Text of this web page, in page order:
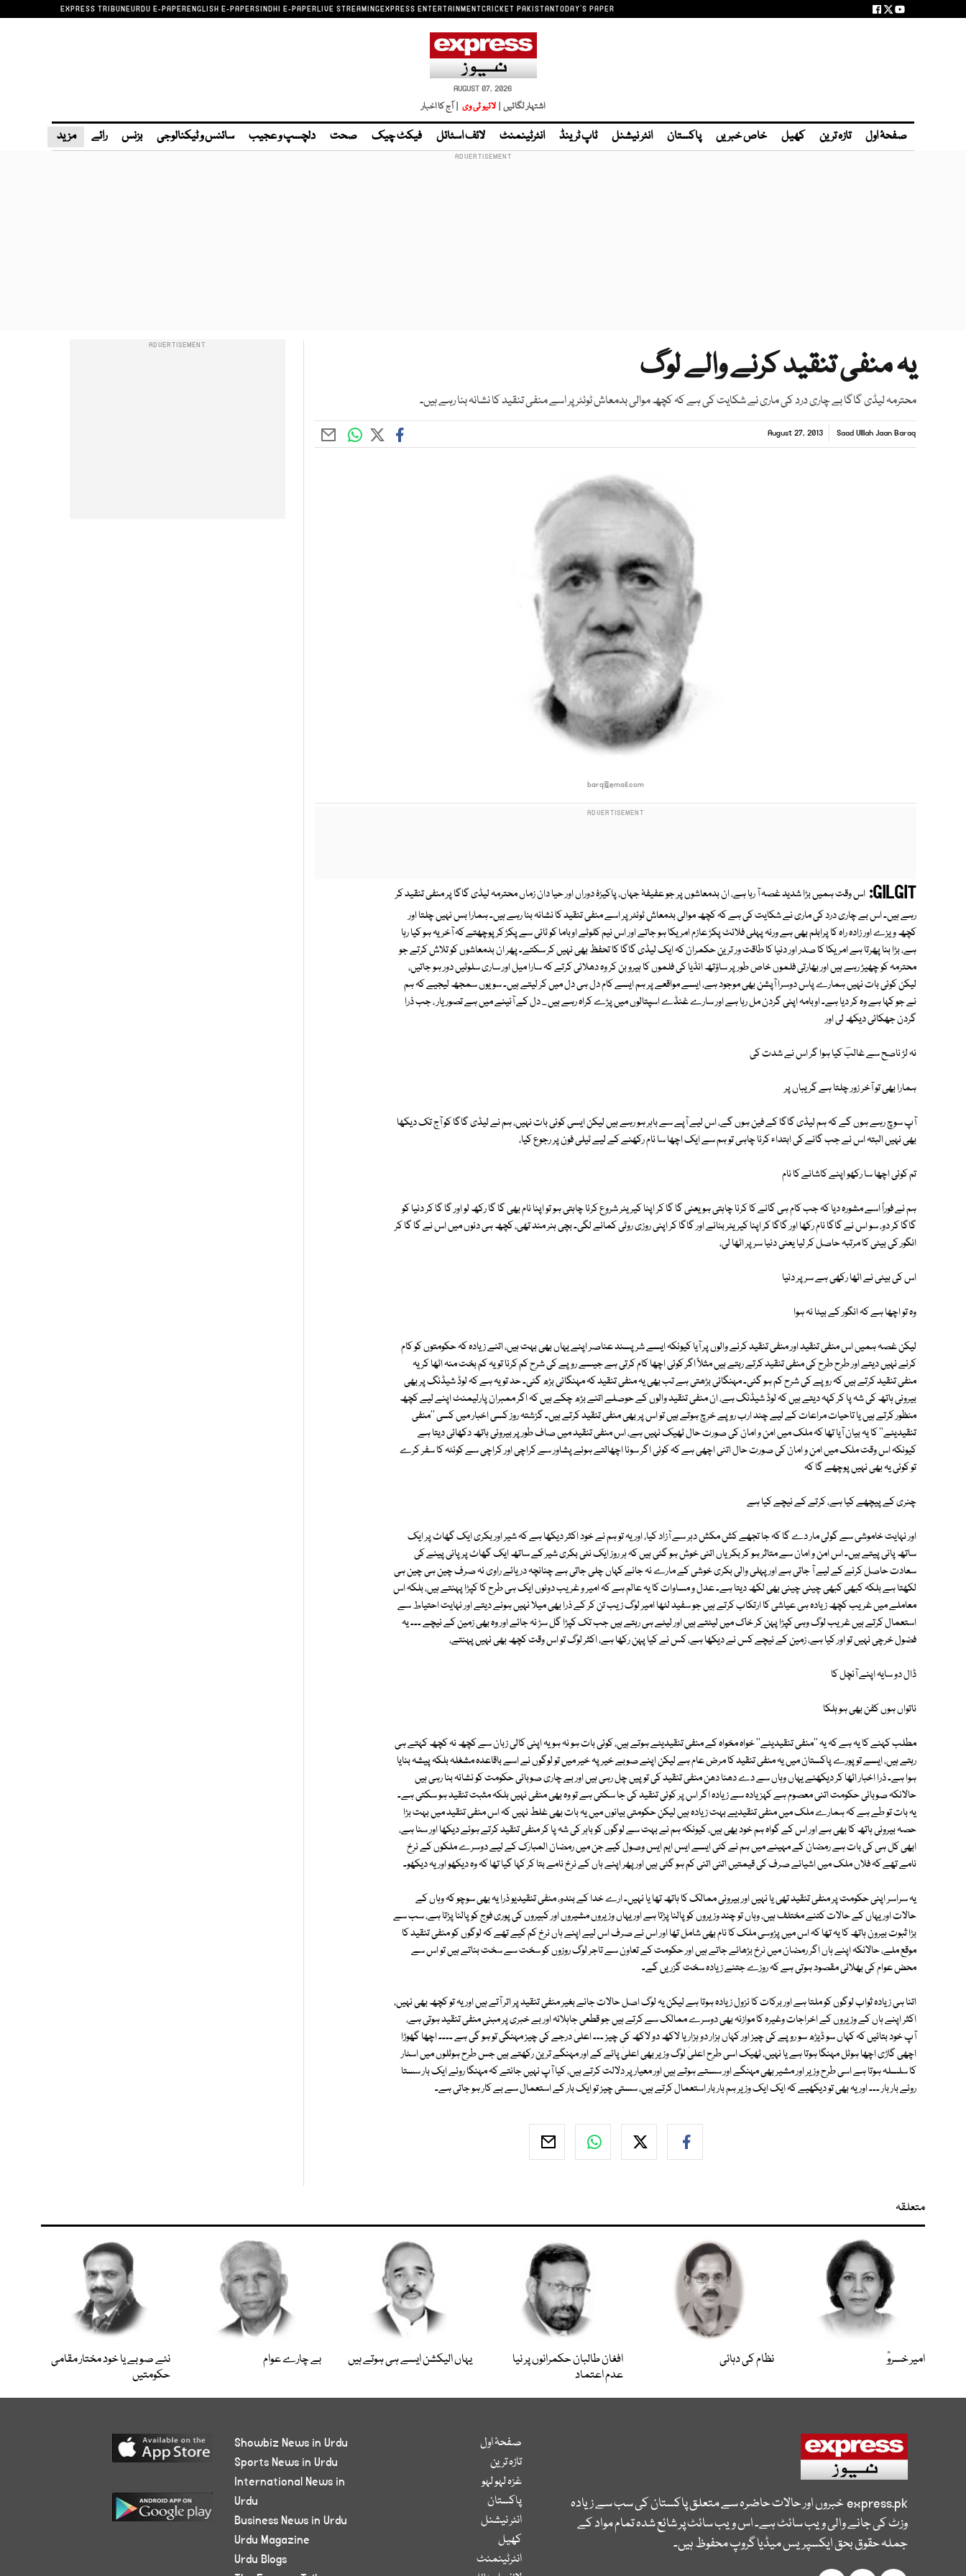
EXPRESS TRIBUNEURDU E-PAPERENGLISH E-PAPERSINDHI E-PAPERLIVE STREAMINGEXPRESS ENTERTAINMENTCRICKET PAKISTANTODAY'S PAPER
AUGUST 07, 2026
اشتہار لگائیں | لائیو ٹی وی | آج کا اخبار
صفحۂ اول تازہ ترین کھیل خاص خبریں پاکستان انٹر نیشنل ٹاپ ٹرینڈ انٹرٹینمنٹ لائف اسٹائل فیکٹ چیک صحت دلچسپ و عجیب سائنس و ٹیکنالوجی بزنس رائے مزید
یہ منفی تنقید کرنے والے لوگ
محترمہ لیڈی گاگا بے چاری درد کی ماری نے شکایت کی ہے کہ کچھ موالی بدمعاش ٹوئٹر پر اسے منفی تنقید کا نشانہ بنا رہے ہیں۔
Saad Ulllah Jaan Baraq
August 27, 2013
barq@email.com
GILGIT: اس وقت ہمیں بڑا شدید غصہ آ رہا ہے، ان بدمعاشوں پر جو عفیفۂ جہاں، پاکیزۂ دوراں اور حیا دان زماں محترمہ لیڈی گاگا پر منفی تنقید کر
رہے ہیں۔ اس بے چاری درد کی ماری نے شکایت کی ہے کہ کچھ موالی بدمعاش ٹوئٹر پر اسے منفی تنقید کا نشانہ بنا رہے ہیں۔ ہمارا بس نہیں چلتا اور
کچھ ویزے اور زادہ راہ کا پرابلم بھی ہے ورنہ پہلی فلائٹ پکڑ عازم امریکا ہو جاتے اور اس نیم کلوٹے اوباما کو ٹائی سے پکڑ کر پوچھتے کہ آخر یہ ہو کیا رہا
ہے، بڑا بنا پھرتا ہے امریکا کا صدر اور دنیا کا طاقت ور ترین حکمران کہ ایک لیڈی گاگا کا تحفظ بھی نہیں کر سکتے۔ پھر ان بدمعاشوں کو تلاش کرتے جو
محترمہ کو چھیڑ رہے ہیں اور بھارتی فلموں خاص طور پر ساؤتھ انڈیا کی فلموں کا ہیرو بن کر وہ دھلائی کرتے کہ سارا میل اور ساری سلوٹیں دور ہو جاتیں،
لیکن کوئی بات نہیں ہمارے پاس دوسرا آپشن بھی موجود ہے، ایسے مواقعے پر ہم ایسے کام دل ہی دل میں کر لیتے ہیں۔ سو یوں سمجھ لیجیے کہ ہم
نے جو کہا ہے وہ کر دیا ہے۔ اوبامہ اپنی گردن مل رہا ہے اور سارے غنڈے اسپتالوں میں پڑے کراہ رہے ہیں ... دل کے آئینے میں ہے تصور یار ، جب ذرا
گردن جھکائی دیکھ لی اور
نہ لڑ ناصح سے غالبؔ کیا ہوا گر اس نے شدت کی
ہمارا بھی تو آخر زور چلتا ہے گریباں پر
آپ سوچ رہے ہوں گے کہ ہم لیڈی گاگا کے فین ہوں گے، اس لیے آپے سے باہر ہو رہے ہیں لیکن ایسی کوئی بات نہیں، ہم نے لیڈی گاگا کو آج تک دیکھا
بھی نہیں البتہ اس نے جب گانے کی ابتداء کرنا چاہی تو ہم سے ایک اچھا سا نام رکھنے کے لیے ٹیلی فون پر رجوع کیا،
تم کوئی اچھا سا رکھو اپنے کاشانے کا نام
ہم نے فوراً اسے مشورہ دیا کہ جب کام ہی گانے کا کرنا چاہتی ہو یعنی گا گا کر اپنا کیریئر شروع کرنا چاہتی ہو تو اپنا نام بھی گا گا رکھ لو اور گا گا کر دنیا کو
گاگا کر دو، سو اس نے گاگا نام رکھا اور گاگا کر اپنا کیریئر بنانے اور گاگا کر اپنی روزی روٹی کمانے لگی۔ بچی ہنر مند تھی، کچھ ہی دنوں میں اس نے گا گا کر
انگور کی بیٹی کا مرتبہ حاصل کر لیا یعنی دنیا سر پر اٹھا لی،
اس کی بیٹی نے اٹھا رکھی ہے سر پر دنیا
وہ تو اچھا ہے کہ انگور کے بیٹا نہ ہوا
لیکن غصہ ہمیں اس منفی تنقید اور منفی تنقید کرنے والوں پر آیا کیونکہ ایسے شر پسند عناصر اپنے یہاں بھی بہت ہیں، اتنے زیادہ کہ حکومتوں کو کام
کرنے نہیں دیتے اور طرح طرح کی منفی تنقید کرتے رہتے ہیں مثلاً اگر کوئی اچھا کام کرتی ہے جیسے روپے کی شرح کم کرنا تو یہ کم بخت منہ اٹھا کر یہ
منفی تنقید کرتے ہیں کہ روپے کی شرح کم ہو گئی۔ مہنگائی بڑھتی ہے تب بھی یہ منفی تنقید کہ مہنگائی بڑھ گئی۔ حد تو یہ ہے کہ لوڈ شیڈنگ پر بھی
بیرونی ہاتھ کی شہ پا کر کہہ دیتے ہیں کہ لوڈ شیڈنگ ہے، ان منفی تنقید والوں کے حوصلے اتنے بڑھ چکے ہیں کہ اگر ممبران پارلیمنٹ اپنے لیے کچھ
منظور کرتے ہیں یا تاحیات مراعات کے لیے چند ارب روپے خرچ ہوتے ہیں تو اس پر بھی منفی تنقید کرتے ہیں۔ گزشتہ روز کسی اخبار میں کسی ''منفی
تنقیدیئے'' کا یہ بیان آیا تھا کہ ملک میں امن و امان کی صورت حال ٹھیک نہیں ہے، اس منفی تنقید میں صاف طور پر بیرونی ہاتھ دکھائی دیتا ہے
کیونکہ اس وقت ملک میں امن و امان کی صورت حال اتنی اچھی ہے کہ کوئی اگر سونا اچھالتے ہوئے پشاور سے کراچی اور کراچی سے کوئٹہ کا سفر کرے
تو کوئی یہ بھی نہیں پوچھے گا کہ
چنری کے پیچھے کیا ہے، کرتے کے نیچے کیا ہے
اور نہایت خاموشی سے گولی مار دے گا کہ جا تجھے کش مکش دہر سے آزاد کیا، اور یہ تو ہم نے خود اکثر دیکھا ہے کہ شیر اور بکری ایک گھاٹ پر ایک
ساتھ پانی پیتے ہیں۔ اس امن و امان سے متاثر ہو کر بکریاں اتنی خوش ہو گئی ہیں کہ ہر روز ایک نئی بکری شیر کے ساتھ ایک گھاٹ پر پانی پینے کی
سعادت حاصل کرنے کے لیے آ جاتی ہے اور پہلی والی بکری خوشی کے مارے نہ جانے کہاں چلی جاتی ہے چنانچہ دریائے راوی نہ صرف چین ہی چین ہی
لکھتا ہے بلکہ کبھی کبھی چینی چینی بھی لکھ دیتا ہے۔ عدل و مساوات کا یہ عالم ہے کہ امیر و غریب دونوں ایک ہی طرح کا کپڑا پہنتے ہیں، بلکہ اس
معاملے میں غریب کچھ زیادہ ہی عیاشی کا ارتکاب کرتے ہیں جو سفید لٹھا امیر لوگ زیب تن کر کے ذرا بھی میلا نہیں ہونے دیتے اور نہایت احتیاط سے
استعمال کرتے ہیں غریب لوگ وہی کپڑا پہن کر خاک میں لیٹتے ہیں اور لیٹے ہی رہتے ہیں جب تک کپڑا گل سڑ نہ جائے اور وہ بھی زمین کے نیچے ۔۔۔ یہ
فضول خرچی نہیں تو اور کیا ہے، زمین کے نیچے کس نے دیکھا ہے، کس نے کیا پہن رکھا ہے، اکثر لوگ تو اس وقت کچھ بھی نہیں پہنتے،
ڈال دو سایہ اپنے آنچل کا
ناتواں ہوں کفن بھی ہو ہلکا
مطلب کہنے کا یہ ہے کہ یہ ''منفی تنقیدیئے'' خواہ مخواہ کے منفی تنقیدیئے ہوتے ہیں، کوئی بات ہو نہ ہو یہ اپنی کالی زبان سے کچھ نہ کچھ کہتے ہی
رہتے ہیں، ایسے تو پورے پاکستان میں یہ منفی تنقید کا مرض عام ہے لیکن اپنے صوبے خیر پہ خیر میں تو لوگوں نے اسے باقاعدہ مشغلہ بلکہ پیشہ بنایا
ہوا ہے۔ ذرا اخبار اٹھا کر دیکھئے یہاں وہاں سے دے دھنا دھن منفی تنقید کی توپیں چل رہی ہیں اور بے چاری صوبائی حکومت کو نشانہ بنا رہی ہیں
حالانکہ صوبائی حکومت اتنی معصوم ہے کہزیادہ سے زیادہ اگر اس پر کوئی تنقید کی جا سکتی ہے تو وہ بھی منفی نہیں بلکہ مثبت تنقید ہو سکتی ہے۔
یہ بات تو طے ہے کہ ہمارے ملک میں منفی تنقیدیے بہت زیادہ ہیں لیکن حکومتی بیانوں میں یہ بات بھی غلط نہیں کہ اس منفی تنقید میں بہت بڑا
حصہ بیرونی ہاتھ کا بھی ہے اور اس کے گواہ ہم خود بھی ہیں، کیونکہ ہم نے بہت سے لوگوں کو باہر کی شہ پا کر منفی تنقید کرتے ہوئے دیکھا اور سنا ہے،
ابھی کل ہی کی بات ہے رمضان کے مہینے میں ہم نے کئی ایسے ایس ایم ایس وصول کیے جن میں رمضان المبارک کے لیے دوسرے ملکوں کے نرخ
نامے تھے کہ فلاں ملک میں اشیائے صرف کی قیمتیں اتنی اتنی کم ہو گئی ہیں اور پھر اپنے ہاں کے نرخ نامے بتا کر کہا گیا تھا کہ وہ دیکھو اور یہ دیکھو۔
یہ سراسر اپنی حکومت پر منفی تنقید تھی یا نہیں اور بیرونی ممالک کا ہاتھ تھا یا نہیں۔ ارے خدا کے بندو، منفی تنقیدیو ذرا یہ بھی سوچو کہ وہاں کے
حالات اور یہاں کے حالات کتنے مختلف ہیں، وہاں تو چند وزیروں کو پالنا پڑتا ہے اور یہاں وزیروں مشیروں اور کبیروں کی پوری فوج کو پالنا پڑتا ہے، سب سے
بڑا ثبوت بیرون ہاتھ کا یہ تھا کہ اس میں پڑوسی ملک کا نام بھی شامل تھا اور اس نے صرف اس لیے اپنے ہاں نرخ کم کیے تھے کہ لوگوں کو منفی تنقید کا
موقع ملے، حالانکہ اپنے ہاں اگر رمضان میں نرخ بڑھائے جاتے ہیں اور حکومت کے تعاون سے تاجر لوگ روزوں کو سخت سے سخت بناتے ہیں تو اس سے
محض عوام کی بھلائی مقصود ہوتی ہے کہ روزے جتنے زیادہ سخت گزریں گے۔
اتنا ہی زیادہ ثواب لوگوں کو ملتا ہے اور برکات کا نزول زیادہ ہوتا ہے لیکن یہ لوگ اصل حالات جانے بغیر منفی تنقید پر اتر آتے ہیں اور یہ تو کچھ بھی نہیں،
اکثر اپنے ہاں کے وزیروں کے اخراجات وغیرہ کا موازنہ بھی دوسرے ممالک سے کرتے ہیں جو قطعی جاہلانہ اور بے خبری پر مبنی منفی تنقید ہوتی ہے،
آپ خود بتائیں کہ کہاں سو ڈیڑھ سو روپے کی چیز اور کہاں ہزار دو ہزار یا لاکھ دو لاکھ کی چیز ۔۔۔ اعلیٰ درجے کی چیز مہنگی تو ہو گی ہے ۔۔۔۔ اچھا گھوڑا
اچھی گاڑی اچھا ہوٹل مہنگا ہوتا ہے یا نہیں، ٹھیک اسی طرح اعلیٰ لوگ وزیر بھی اعلیٰ پائے کے اور مہنگے ترین رکھتے ہیں جس طرح ہوٹلوں میں اسٹار
کا سلسلہ ہوتا ہے اسی طرح وزیر اور مشیر بھی مہنگے اور سستے ہوتے ہیں اور معیار پر دلالت کرتے ہیں، کیا آپ نہیں جانتے کہ مہنگا روئے ایک بار سستا
روئے بار بار ۔۔۔ اور یہ بھی تو دیکھیے کہ ایک ایک وزیر ہم بار بار استعمال کرتے ہیں، سستی چیز تو ایک بار کے استعمال سے بے کار ہو جاتی ہے۔
متعلقہ
امیر خسروؒ نظام کی دہائی
افغان طالبان حکمرانوں پر نیا
عدم اعتماد
یہاں الیکشن ایسے ہی ہوتے ہیں بے چارے عوام
نئے صوبے یا خود مختار مقامی
حکومتیں
express.pkخبروں اور حالات حاضرہ سے متعلق پاکستان کی سب سے زیادہ
وزٹ کی جانے والی ویب سائٹ ہے۔ اس ویب سائٹ پر شائع شدہ تمام مواد کے
جملہ حقوق بحق ایکسپریس میڈیا گروپ محفوظ ہیں۔
صفحۂ اول
تازہ ترین
غزہ لہو لہو
پاکستان
انٹر نیشنل
کھیل
انٹرٹینمنٹ
Showbiz News in Urdu
Sports News in Urdu
International News in
Urdu
Business News in Urdu
Urdu Magazine
Urdu Blogs